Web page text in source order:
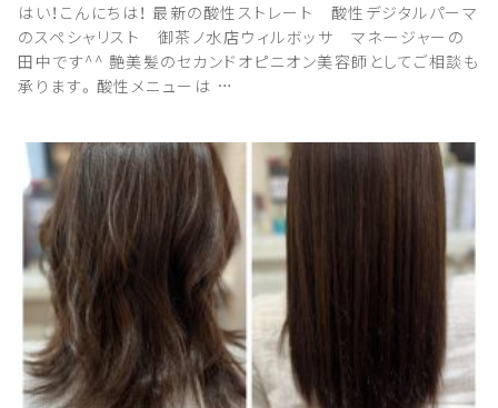
はい！こんにちは！ 最新の酸性ストレート 酸性デジタルパーマ
のスペシャリスト 御茶ノ水店ウィルボッサ マネージャーの
田中です^^ 艶美髪のセカンドオピニオン美容師としてご相談も
承ります。酸性メニューは …